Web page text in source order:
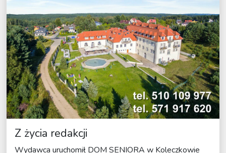
Z życia redakcji
Wydawca uruchomił DOM SENIORA w Koleczkowie